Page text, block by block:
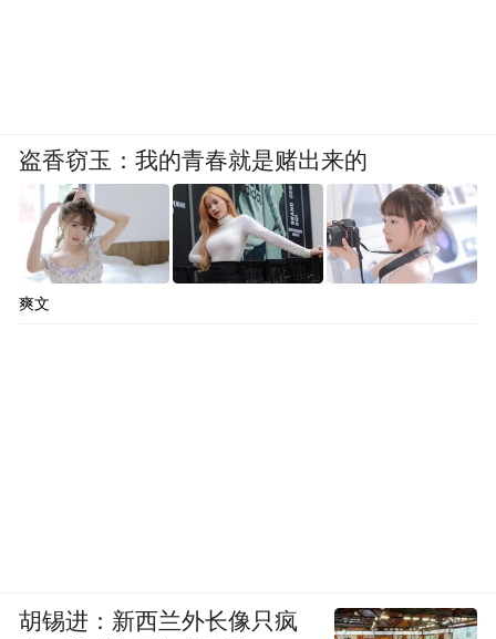
盗香窃玉：我的青春就是赌出来的
爽文
胡锡进：新西兰外长像只疯